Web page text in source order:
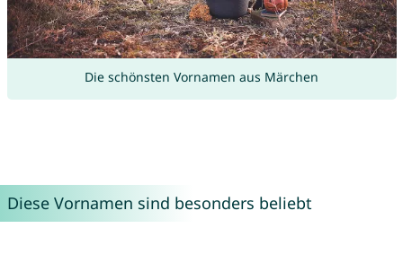
Die schönsten Vornamen aus Märchen
Diese Vornamen sind besonders beliebt